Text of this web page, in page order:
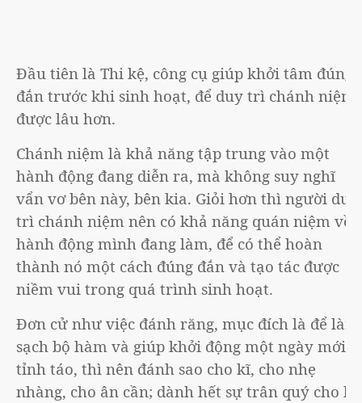
Đầu tiên là Thi kệ, công cụ giúp khởi tâm đúng
đắn trước khi sinh hoạt, để duy trì chánh niệm
được lâu hơn.
Chánh niệm là khả năng tập trung vào một
hành động đang diễn ra, mà không suy nghĩ
vẩn vơ bên này, bên kia. Giỏi hơn thì người duy
trì chánh niệm nên có khả năng quán niệm về
hành động mình đang làm, để có thể hoàn
thành nó một cách đúng đắn và tạo tác được
niềm vui trong quá trình sinh hoạt.
Đơn cử như việc đánh răng, mục đích là để làm
sạch bộ hàm và giúp khởi động một ngày mới
tỉnh táo, thì nên đánh sao cho kĩ, cho nhẹ
nhàng, cho ân cần; dành hết sự trân quý cho bộ